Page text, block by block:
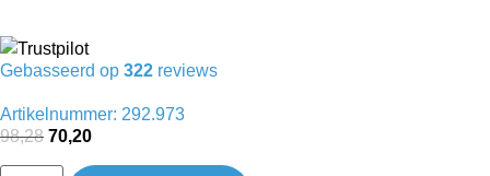
Gebasseerd op 322 reviews
Artikelnummer: 292.973
98,28 70,20